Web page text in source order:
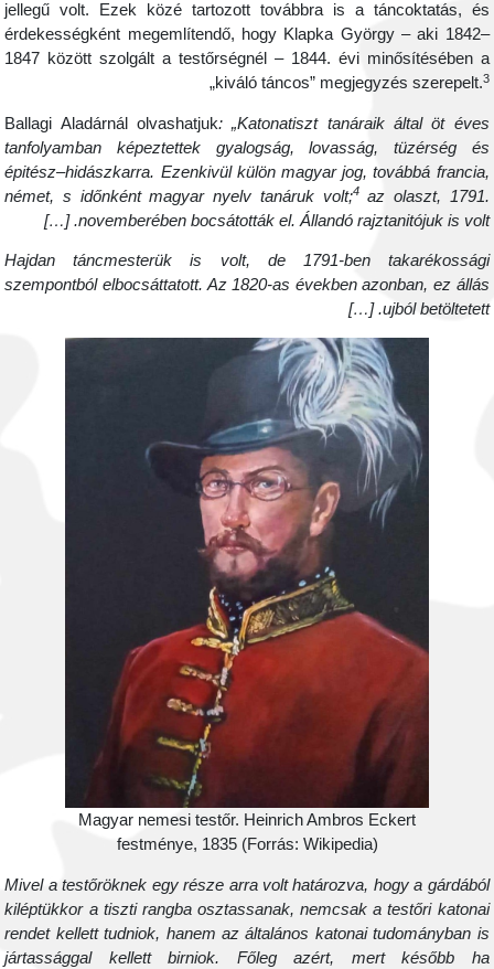
jellegű volt. Ezek közé tartozott továbbra is a táncoktatás,
érdekességként megemlítendő, hogy Klapka György – aki
1847 között szolgált a testőrségnél – 1844. évi minősítésében
„kiváló táncos” megjegyzés szerepelt.
Ballagi Aladárnál olvashatjuk : „Katonatiszt tanáraik által öt
tanfolyamban képeztettek gyalogság, lovasság, tüzérség
épitész–hidászkarra. Ezenkivül külön magyar jog, továbbá
német, s időnként magyar nyelv tanáruk volt;4
az olaszt,
novemberében bocsátották el. Állandó rajztanitójuk is volt.
Hajdan táncmesterük is volt, de 1791-ben
szempontból elbocsáttatott. Az 1820-as években azonban, ez
ujból betöltetett.
Magyar nemesi testőr. Heinrich Ambros Eckert
festménye, 1835 (Forrás: Wikipedia)
Mivel a testőröknek egy része arra volt határozva, hogy a
kiléptükkor a tiszti rangba osztassanak, nemcsak a testőri
rendet kellett tudniok, hanem az általános katonai tudományban
jártassággal kellett birniok. Főleg azért, mert később